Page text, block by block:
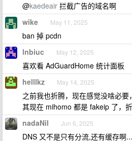
@kaedeair 拦截广告的域名啊
wike May 11, 2025
ban 掉 pcdn
lnbiuc May 12, 2025
喜欢看 AdGuardHome 统计面板
helllkz May 14, 2025
之前我也折腾，现在感觉没啥必
其现在 mihomo 都是 fakeip 了，
nadaNil Jun 6, 2025
DNS 又不是只有分流,还有缓存啊...